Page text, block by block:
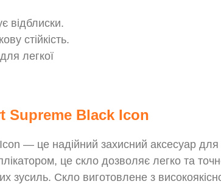
відблиски.
стійкість.
легкої
Supreme Black Icon
— це надійний захисний аксесуар
це скло дозволяє легко та
зусиль. Скло виготовлене з